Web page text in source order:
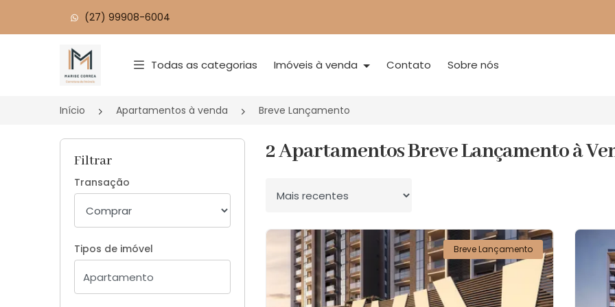
(27) 99908-6004
Página inicial
Todas as categorias Imóveis à venda Contato Sobre nós
Início Apartamentos à venda Breve Lançamento
Filtrar
Transação
Tipos de imóvel
2 Apartamentos Breve Lançamento à
Ordenar por
Breve Lançamento